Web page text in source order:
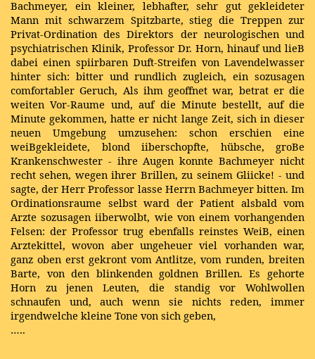
Bachmeyer, ein kleiner, lebhafter, sehr gut gekleideter
Mann mit schwarzem Spitzbarte, stieg die Treppen zur
Privat-Ordination des Direktors der neurologischen und
psychiatrischen Klinik, Professor Dr. Horn, hinauf und lieB
dabei einen spiirbaren Duft-Streifen von Lavendelwasser
hinter sich: bitter und rundlich zugleich, ein sozusagen
comfortabler Geruch, Als ihm geoffnet war, betrat er die
weiten Vor-Raume und, auf die Minute bestellt, auf die
Minute gekommen, hatte er nicht lange Zeit, sich in dieser
neuen Umgebung umzusehen: schon erschien eine
weiBgekleidete, blond iiberschopfte, hübsche, groBe
Krankenschwester - ihre Augen konnte Bachmeyer nicht
recht sehen, wegen ihrer Brillen, zu seinem Gliicke! - und
sagte, der Herr Professor lasse Herrn Bachmeyer bitten. Im
Ordinationsraume selbst ward der Patient alsbald vom
Arzte sozusagen iiberwolbt, wie von einem vorhangenden
Felsen: der Professor trug ebenfalls reinstes WeiB, einen
Arztekittel, wovon aber ungeheuer viel vorhanden war,
ganz oben erst gekront vom Antlitze, vom runden, breiten
Barte, von den blinkenden goldnen Brillen. Es gehorte
Horn zu jenen Leuten, die standig vor Wohlwollen
schnaufen und, auch wenn sie nichts reden, immer
irgendwelche kleine Tone von sich geben,
…..